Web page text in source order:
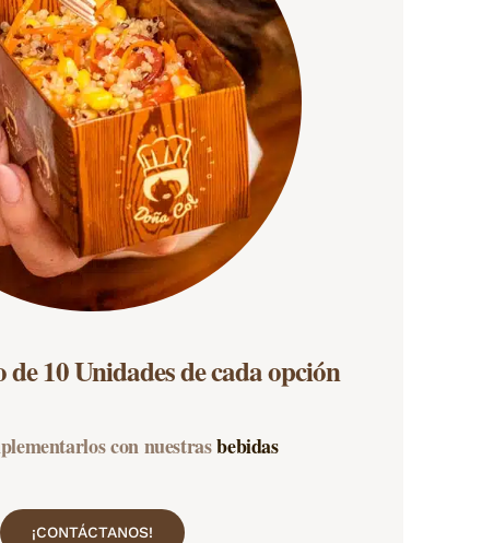
10 Unidades de cada opción
con nuestrasbebidas
¡CONTÁCTANOS!